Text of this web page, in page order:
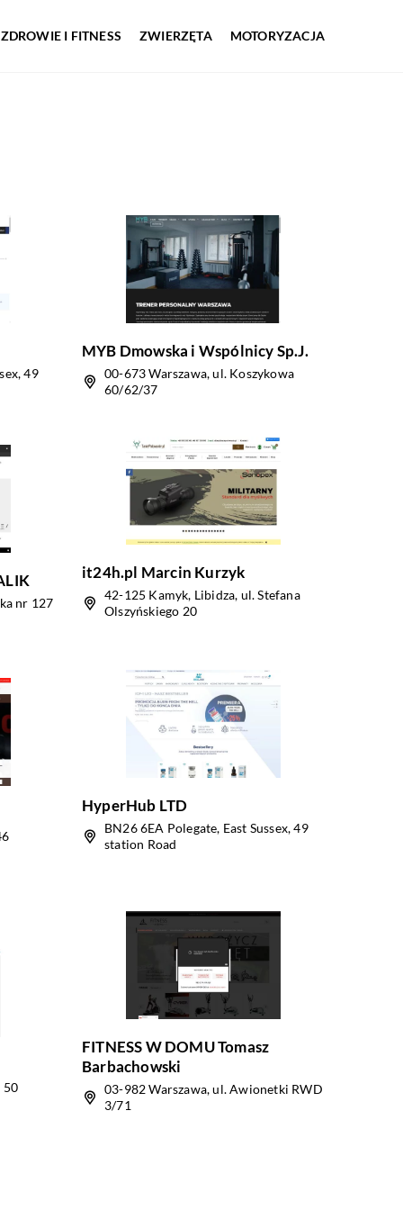
ZDROWIE I FITNESS ZWIERZĘTA MOTORYZACJA
49
MYB Dmowska i Wspólnicy Sp.J.
00-673 Warszawa, ul. Koszykowa
60/62/37
nr 127
it24h.pl Marcin Kurzyk
42-125 Kamyk, Libidza, ul. Stefana
Olszyńskiego 20
HyperHub LTD
BN26 6EA Polegate, East Sussex, 49
station Road
50
FITNESS W DOMU Tomasz
Barbachowski
03-982 Warszawa, ul. Awionetki RWD
3/71